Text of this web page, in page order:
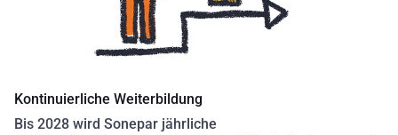
Kontinuierliche Weiterbildung
Bis 2028 wird Sonepar jährliche